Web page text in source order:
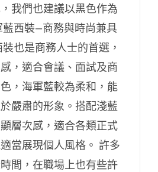
我們也建議以黑色作為
西裝—商務與時尚兼具
也是商務人士的首選，
，適合會議、面試及商
，海軍藍較為柔和，能
嚴肅的形象。搭配淺藍
層次感，適合各類正式
當展現個人風格。 許多
間，在職場上也有些許